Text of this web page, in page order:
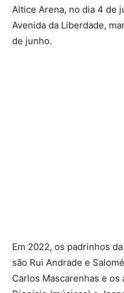
Altice Arena, no dia 4 de
Avenida da Liberdade,
de junho.
Em 2022, os padrinhos
são Rui Andrade e
Carlos Mascarenhas e